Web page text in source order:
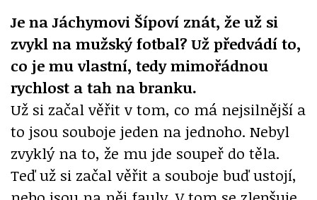
Je na Jáchymovi Šípoví znát, že už si
zvykl na mužský fotbal? Už předvádí to,
co je mu vlastní, tedy mimořádnou
rychlost a tah na branku.
Už si začal věřit v tom, co má nejsilnější a
to jsou souboje jeden na jednoho. Nebyl
zvyklý na to, že mu jde soupeř do těla.
Teď už si začal věřit a souboje buď ustojí,